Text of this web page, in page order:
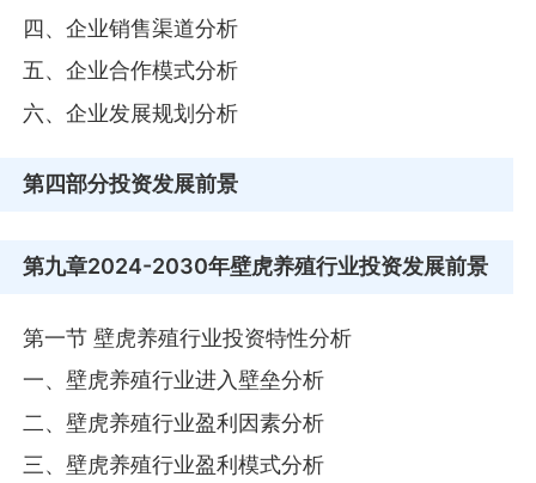
四、企业销售渠道分析
五、企业合作模式分析
六、企业发展规划分析
第四部分投资发展前景
第九章2024-2030年壁虎养殖行业投资发展前景
第一节 壁虎养殖行业投资特性分析
一、壁虎养殖行业进入壁垒分析
二、壁虎养殖行业盈利因素分析
三、壁虎养殖行业盈利模式分析